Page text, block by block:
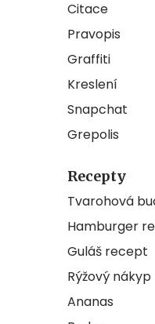
Citace
Pravopis
Graffiti
Kreslení
Snapchat
Grepolis
Recepty
Tvarohová
Hamburger
Guláš recept
Rýžový nákyp
Ananas